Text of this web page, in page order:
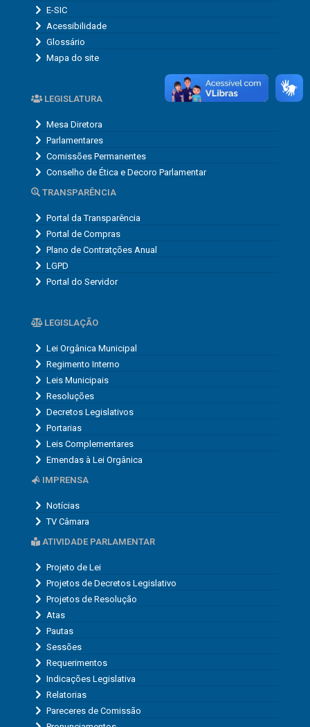
E-SIC
Acessibilidade
Glossário
Mapa do site
LEGISLATURA
Mesa Diretora
Parlamentares
Comissões Permanentes
Conselho de Ética e Decoro Parlamentar
TRANSPARÊNCIA
Portal da Transparência
Portal de Compras
Plano de Contratções Anual
LGPD
Portal do Servidor
LEGISLAÇÃO
Lei Orgânica Municipal
Regimento Interno
Leis Municipais
Resoluções
Decretos Legislativos
Portarias
Leis Complementares
Emendas à Lei Orgânica
IMPRENSA
Notícias
TV Câmara
ATIVIDADE PARLAMENTAR
Projeto de Lei
Projetos de Decretos Legislativo
Projetos de Resolução
Atas
Pautas
Sessões
Requerimentos
Indicações Legislativa
Relatorias
Pareceres de Comissão